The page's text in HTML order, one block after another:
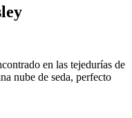
en las tejedurías de
nube de seda, perfecto